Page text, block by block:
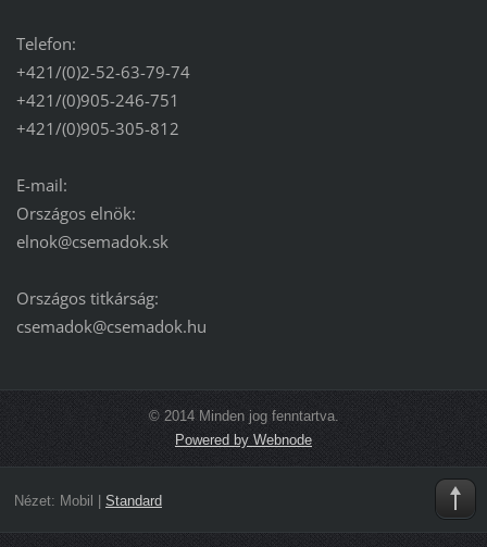
Telefon:
+421/(0)2-52-63-79-74
+421/(0)905-246-751
+421/(0)905-305-812
E-mail:
Országos elnök:
elnok@csemadok.sk
Országos titkárság:
csemadok@csemadok.hu
© 2014 Minden jog fenntartva.
Powered by Webnode
Nézet: Mobil | Standard